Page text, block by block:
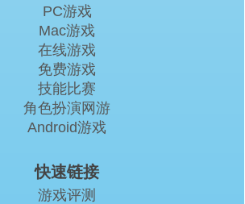
PC游戏
Mac游戏
在线游戏
免费游戏
技能比赛
角色扮演网游
Android游戏
快速链接
游戏评测